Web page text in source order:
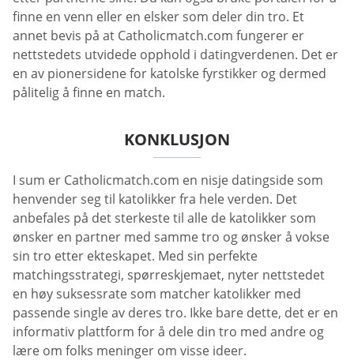
finne en venn eller en elsker som deler din tro. Et
annet bevis på at Catholicmatch.com fungerer er
nettstedets utvidede opphold i datingverdenen. Det er
en av pionersidene for katolske fyrstikker og dermed
pålitelig å finne en match.
KONKLUSJON
I sum er Catholicmatch.com en nisje datingside som
henvender seg til katolikker fra hele verden. Det
anbefales på det sterkeste til alle de katolikker som
ønsker en partner med samme tro og ønsker å vokse
sin tro etter ekteskapet. Med sin perfekte
matchingsstrategi, spørreskjemaet, nyter nettstedet
en høy suksessrate som matcher katolikker med
passende single av deres tro. Ikke bare dette, det er en
informativ plattform for å dele din tro med andre og
lære om folks meninger om visse ideer.